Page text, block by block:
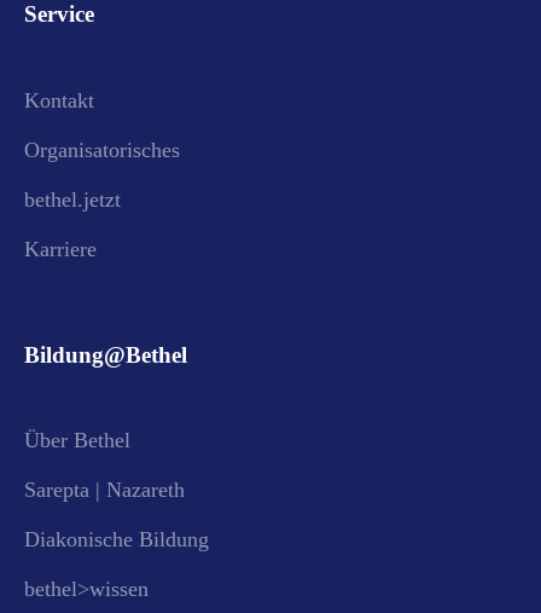
Service
Kontakt
Organisatorisches
bethel.jetzt
Karriere
Bildung@Bethel
Über Bethel
Sarepta | Nazareth
Diakonische Bildung
bethel>wissen